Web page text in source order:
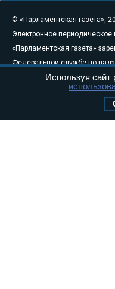
© «Парламентская газета»,
Электронное периодическое
«Парламентская газета»
Федеральной службе по
связи, информационных
массовых коммуникаций
Свидетельство о
Используя сайт